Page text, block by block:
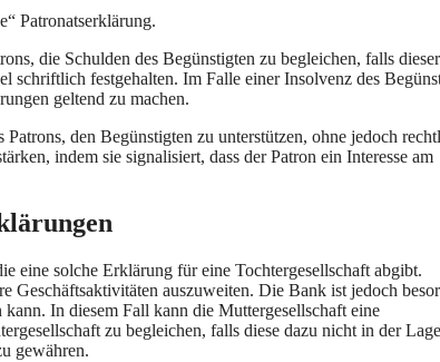
Patronatserklärung.
die Schulden des Begünstigten zu begleichen, falls
schriftlich festgehalten. Im Falle einer Insolvenz des
geltend zu machen.
den Begünstigten zu unterstützen, ohne jedoch
indem sie signalisiert, dass der Patron ein Interesse am
eine solche Erklärung für eine Tochtergesellschaft abgibt.
Geschäftsaktivitäten auszuweiten. Die Bank ist jedoch
In diesem Fall kann die Muttergesellschaft eine
zu begleichen, falls diese dazu nicht in der
gewähren.